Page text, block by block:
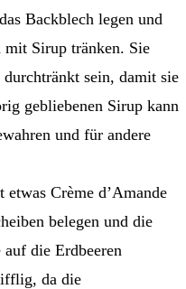
Backblech legen und
Sirup tränken. Sie
sein, damit sie
gebliebenen Sirup kann
und für andere
Crème d’Amande
belegen und die
die Erdbeeren
da die